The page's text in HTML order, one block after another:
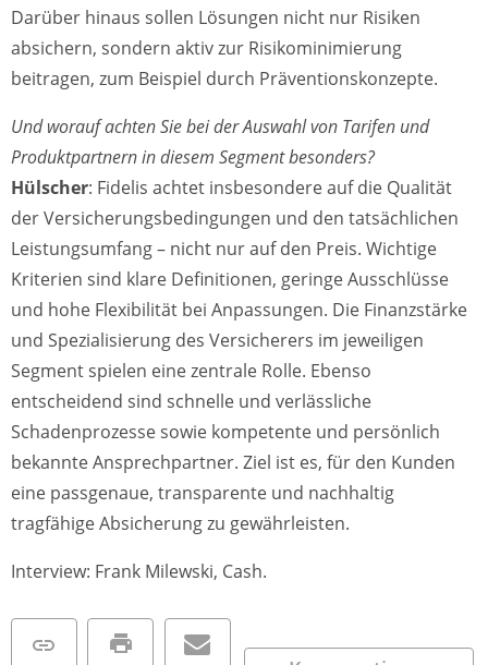
Darüber hinaus sollen Lösungen nicht nur Risiken
absichern, sondern aktiv zur Risikominimierung
beitragen, zum Beispiel durch Präventionskonzepte.
Und worauf achten Sie bei der Auswahl von Tarifen und
Produktpartnern in diesem Segment besonders?
Hülscher: Fidelis achtet insbesondere auf die Qualität
der Versicherungsbedingungen und den tatsächlichen
Leistungsumfang – nicht nur auf den Preis. Wichtige
Kriterien sind klare Definitionen, geringe Ausschlüsse
und hohe Flexibilität bei Anpassungen. Die Finanzstärke
und Spezialisierung des Versicherers im jeweiligen
Segment spielen eine zentrale Rolle. Ebenso
entscheidend sind schnelle und verlässliche
Schadenprozesse sowie kompetente und persönlich
bekannte Ansprechpartner. Ziel ist es, für den Kunden
eine passgenaue, transparente und nachhaltig
tragfähige Absicherung zu gewährleisten.
Interview: Frank Milewski, Cash.